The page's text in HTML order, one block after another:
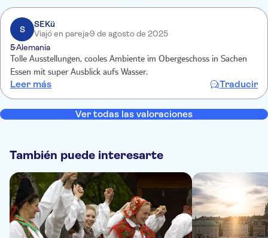
S
SEKü
Viajó en pareja9 de agosto de 2025
5Alemania
Tolle Ausstellungen, cooles Ambiente im Obergeschoss in Sachen
Essen mit super Ausblick aufs Wasser.
Leer más Traducir
Ver todas las valoraciones
También puede interesarte